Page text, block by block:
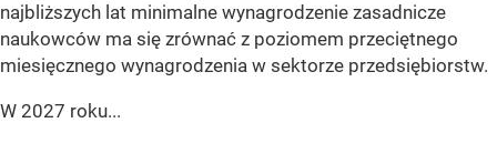
najbliższych lat minimalne wynagrodzenie zasadnicze
naukowców ma się zrównać z poziomem przeciętnego
miesięcznego wynagrodzenia w sektorze przedsiębiorstw.
W 2027 roku...